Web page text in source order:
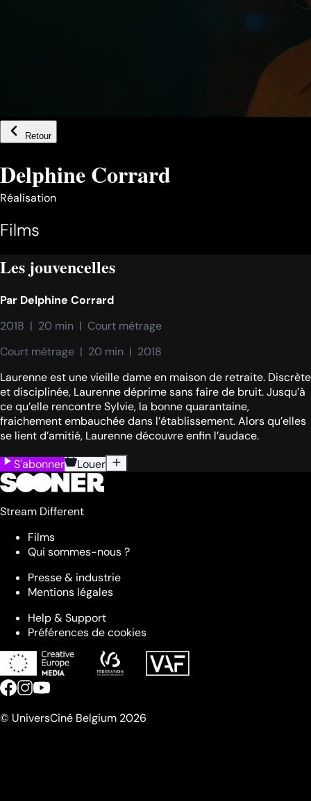
Retour
Delphine Corrard
Réalisation
Films
Les jouvencelles
Par Delphine Corrard
2018  |  20 min  |  Court métrage
Court métrage  |  20 min  |  2018
Laurenne est une vieille dame en maison de retraite. Discrète
et disciplinée, Laurenne déprime sans faire de bruit. Jusqu’à
ce qu’elle rencontre Sylvie, la bonne quarantaine,
fraichement embauchée dans l’établissement. Alors qu’elles
se lient d’amitié, Laurenne découvre enfin l’audace.
S'abonner
Louer
Stream Different
Films
Qui sommes-nous ?
Presse & industrie
Mentions légales
Help & Support
Préférences de cookies
© UniversCiné Belgium 2026